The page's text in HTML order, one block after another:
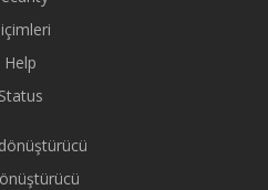
Help
Status